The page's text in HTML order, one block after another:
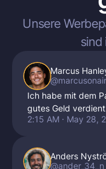
Unsere
sind
Marcus
@marcusonair
Ich habe mit dem
gutes Geld
2:15 AM · May 28,
Anders
@ander_34_n